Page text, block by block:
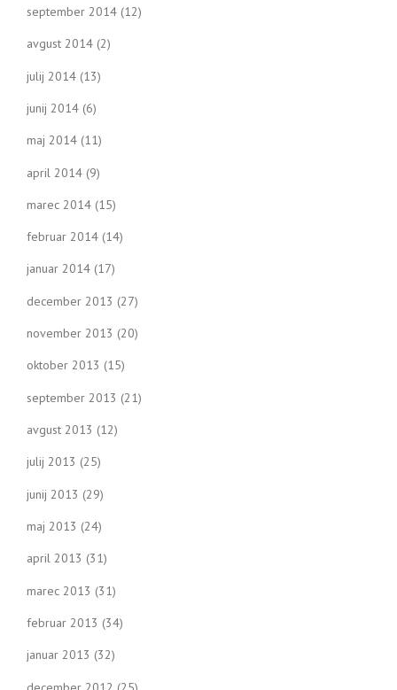
september 2014 (12)
avgust 2014 (2)
julij 2014 (13)
junij 2014 (6)
maj 2014 (11)
april 2014 (9)
marec 2014 (15)
februar 2014 (14)
januar 2014 (17)
december 2013 (27)
november 2013 (20)
oktober 2013 (15)
september 2013 (21)
avgust 2013 (12)
julij 2013 (25)
junij 2013 (29)
maj 2013 (24)
april 2013 (31)
marec 2013 (31)
februar 2013 (34)
januar 2013 (32)